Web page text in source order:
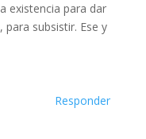
existencia para dar
subsistir. Ese y
Responder